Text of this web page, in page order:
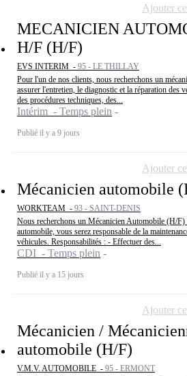
MECANICIEN
H/F (H/F)
EVS INTERIM - 95 - LE THILLAY
Pour l'un de nos clients, nous recherchons un
assurer l'entretien, le diagnostic et la réparation des
des procédures techniques, des...
Intérim - Temps plein
Publié il y a 9 jours
Ajouter
Mécanicien automobile
WORKTEAM - 93 - SAINT-DENIS
Nous recherchons un Mécanicien Automobile (H/F)
automobile, vous serez responsable de la
véhicules. Responsabilités : - Effectuer des...
CDI - Temps plein
Publié il y a 15 jours
Ajouter
Mécanicien /
automobile (H/F)
V.M.V. AUTOMOBILE - 95 - ERMONT
Ajouter